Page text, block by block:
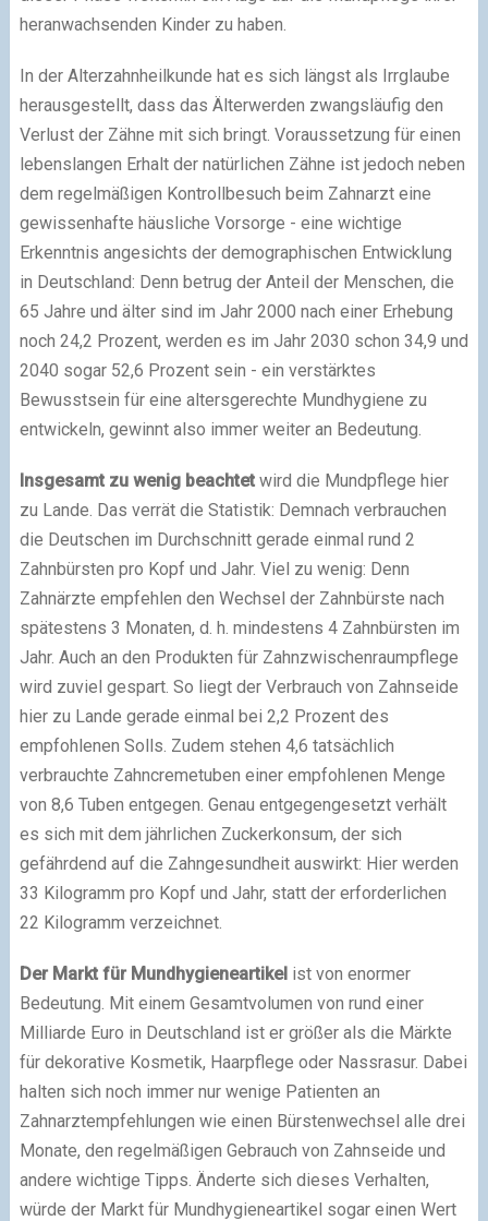
heranwachsenden Kinder zu haben.
In der Alterzahnheilkunde hat es sich längst als Irrglaube
herausgestellt, dass das Älterwerden zwangsläufig den
Verlust der Zähne mit sich bringt. Voraussetzung für einen
lebenslangen Erhalt der natürlichen Zähne ist jedoch neben
dem regelmäßigen Kontrollbesuch beim Zahnarzt eine
gewissenhafte häusliche Vorsorge - eine wichtige
Erkenntnis angesichts der demographischen Entwicklung
in Deutschland: Denn betrug der Anteil der Menschen, die
65 Jahre und älter sind im Jahr 2000 nach einer Erhebung
noch 24,2 Prozent, werden es im Jahr 2030 schon 34,9 und
2040 sogar 52,6 Prozent sein - ein verstärktes
Bewusstsein für eine altersgerechte Mundhygiene zu
entwickeln, gewinnt also immer weiter an Bedeutung.
Insgesamt zu wenig beachtet wird die Mundpflege hier
zu Lande. Das verrät die Statistik: Demnach verbrauchen
die Deutschen im Durchschnitt gerade einmal rund 2
Zahnbürsten pro Kopf und Jahr. Viel zu wenig: Denn
Zahnärzte empfehlen den Wechsel der Zahnbürste nach
spätestens 3 Monaten, d. h. mindestens 4 Zahnbürsten im
Jahr. Auch an den Produkten für Zahnzwischenraumpflege
wird zuviel gespart. So liegt der Verbrauch von Zahnseide
hier zu Lande gerade einmal bei 2,2 Prozent des
empfohlenen Solls. Zudem stehen 4,6 tatsächlich
verbrauchte Zahncremetuben einer empfohlenen Menge
von 8,6 Tuben entgegen. Genau entgegengesetzt verhält
es sich mit dem jährlichen Zuckerkonsum, der sich
gefährdend auf die Zahngesundheit auswirkt: Hier werden
33 Kilogramm pro Kopf und Jahr, statt der erforderlichen
22 Kilogramm verzeichnet.
Der Markt für Mundhygieneartikel ist von enormer
Bedeutung. Mit einem Gesamtvolumen von rund einer
Milliarde Euro in Deutschland ist er größer als die Märkte
für dekorative Kosmetik, Haarpflege oder Nassrasur. Dabei
halten sich noch immer nur wenige Patienten an
Zahnarztempfehlungen wie einen Bürstenwechsel alle drei
Monate, den regelmäßigen Gebrauch von Zahnseide und
andere wichtige Tipps. Änderte sich dieses Verhalten,
würde der Markt für Mundhygieneartikel sogar einen Wert